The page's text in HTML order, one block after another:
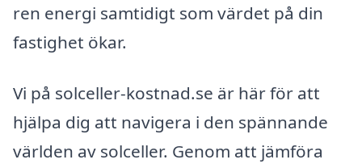
ren energi samtidigt som värdet på din
fastighet ökar.
Vi på solceller-kostnad.se är här för att
hjälpa dig att navigera i den spännande
världen av solceller. Genom att jämföra